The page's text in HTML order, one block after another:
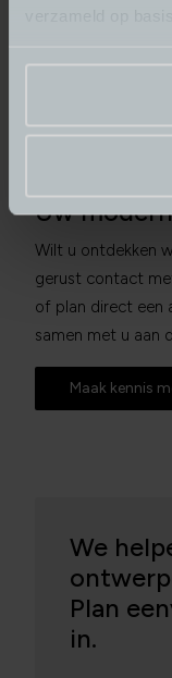
Uw
Wilt u ontdekken
gerust contact
of plan direct een
samen met u aan
Maak kennis
We
Plan
in.